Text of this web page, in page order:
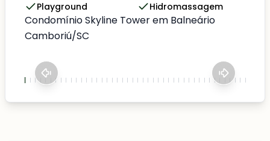
Playground
Hidromassagem
Condomínio Skyline Tower em Balneário
Camboriú/SC